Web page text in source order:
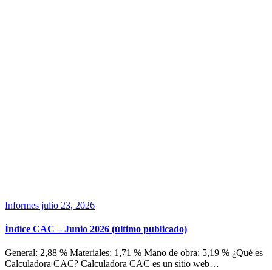
Informes julio 23, 2026
Índice CAC – Junio 2026 (último publicado)
General: 2,88 % Materiales: 1,71 % Mano de obra: 5,19 % ¿Qué es
Calculadora CAC? Calculadora CAC es un sitio web…